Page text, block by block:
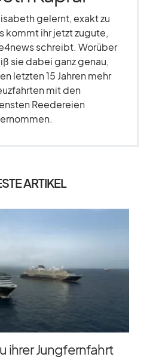
gelernt, exakt zu
kommt ihr jetzt zugute,
schreibt. Worüber
sie dabei ganz genau,
letzten 15 Jahren mehr
mit den
Reedereien
ARTIKEL
ihrer Jungfernfahrt